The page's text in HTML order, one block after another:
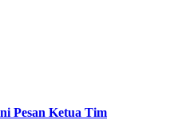
Pesan Ketua Tim